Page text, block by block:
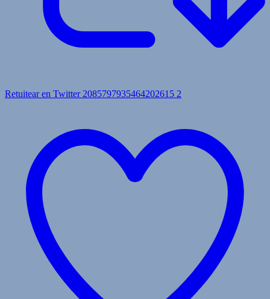
Retuitear en Twitter 2085797935464202615 2